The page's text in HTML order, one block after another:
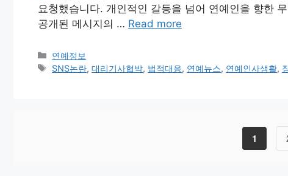
요청했습니다. 개인적인 갈등을 넘어 연예인을 향한
공개된 메시지의 … Read more
Categories
연예정보
Tags
SNS논란,대리기사협박, 법적대응, 연예뉴스, 연예인사생활,
Page
1